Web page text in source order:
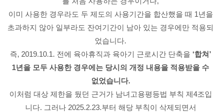
이미 사용한 경우라도 두 제도의 사용기간을 합산했을 때 1년을
초과하지 않아 일부라도 잔여기간이 남아 있는 경우에만 적용되
었습니다.
즉, 2019.10.1. 전에 육아휴직과 육아기 근로시간 단축을 ‘합쳐’
1년을 모두 사용한 경우에는 당시의 개정 내용을 적용받을 수
없었습니다.
이처럼 대상 제한을 뒀던 근거가 남녀고용평등법 부칙 제4조입
니다. 그러나 2025.2.23.부터 해당 부칙이 삭제되면서